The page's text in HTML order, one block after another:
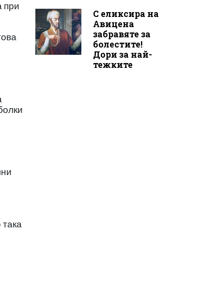
при
С еликсира на
Авицена
забравяте за
болестите!
Дори за най-
тежките